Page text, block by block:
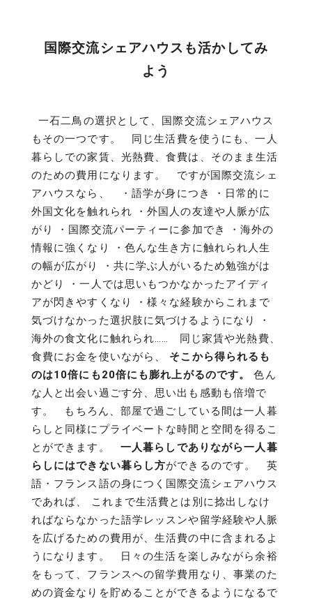
国際交流シェアハウスも活かしてみ
よう
一石二鳥の選択として、国際交流シェアハウス
もその一つです。 同じ生活費を使うにも、一人
暮らしでの家賃、光熱費、食費は、そのまま生活
のための費用になります。 ですが国際交流シェ
アハウスなら、 ・語学が身につき ・日常的に
外国文化を触れられ ・外国人の友達や人脈が広
がり ・国際交流パーティーに参加でき ・海外の
情報に強くなり ・色んな生き方に触れられ人生
の幅が広がり ・共に学ぶ人がいるため勉強がは
かどり ・一人では思いもつかなかったアイディ
アが閃きやすくなり ・様々な経験からこれまで
気づけなかった選択肢に気づけるようになり ・
海外の食文化に触れられ…… 同じ家賃や光熱費、
食費にお金を使いながら、 そこから得られるも
のは10倍にも20倍にも膨れ上がるのです。
色ん
な人と出会い過ごす分、思い出も感動も倍増で
す。 もちろん、部屋で過ごしている間は一人暮
らしと同様にプライベートな時間と空間を得るこ
とができます。 一人暮らしでありながら一人暮
らしにはできない暮らし方ができるのです。 英
語・フランス語の身につく国際交流シェアハウス
であれば、 これまで生活費とは別に捻出しなけ
ればならなかった語学レッスンや留学経験や人脈
を広げるための費用が、生活費の中に含まれるよ
うになります。 日々の生活を楽しみながら余裕
をもって、フランスへの留学費用なり、事業のた
めの資金なりを貯めることができるようになるで